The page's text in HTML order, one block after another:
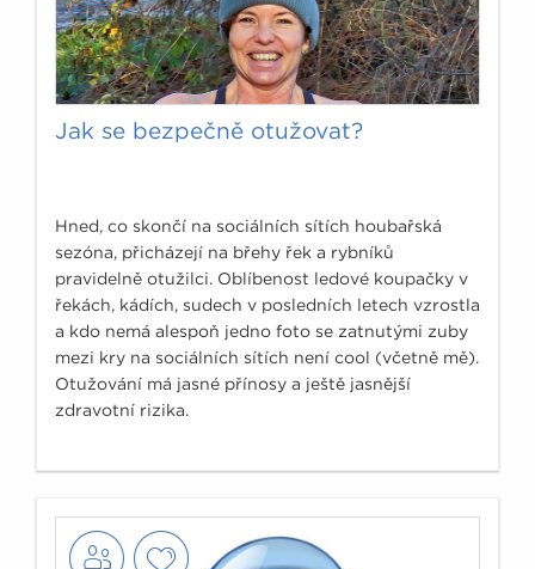
Jak se bezpečně otužovat?
Hned, co skončí na sociálních sítích houbařská
sezóna, přicházejí na břehy řek a rybníků
pravidelně otužilci. Oblíbenost ledové koupačky v
řekách, kádích, sudech v posledních letech vzrostla
a kdo nemá alespoň jedno foto se zatnutými zuby
mezi kry na sociálních sítích není cool (včetně mě).
Otužování má jasné přínosy a ještě jasnější
zdravotní rizika.